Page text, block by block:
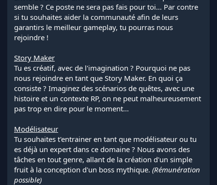
semble ? Ce poste ne sera pas fais pour toi... Par contre
si tu souhaites aider la communauté afin de leurs
garantirs le meilleur gameplay, tu pourras nous
rejoindre !
Story Maker
Tu es créatif, avec de l'imagination ? Pourquoi ne pas
nous rejoindre en tant que Story Maker. En quoi ça
consiste ? Imaginez des scénarios de quêtes, avec une
histoire et un contexte RP, on ne peut malheureusement
pas trop en dire pour le moment...
Modélisateur
Tu souhaites t'entrainer en tant que modélisateur ou tu
es déjà un expert dans ce domaine ? Nous avons des
tâches en tout genre, allant de la création d'un simple
fruit à la conception d'un boss mythique. (Rémunération
possible)